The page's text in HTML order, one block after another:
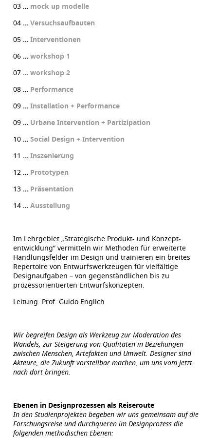
03 … mock up modelle
04 … Versuchsaufbauten
05 … Interventionen
06 … workshop 1
07 … workshop 2
08 … Performance
09 … Installation + Performance
09 … Urbane Intervention + Partizipation
10 … Social Design + Intervention
11 … Inszenierung
12 … Prototypen
13 … Präsentation
14 … Ausstellung
Im Lehrgebiet „Strategische Produkt- und Konzept­
entwicklung” vermitteln wir Methoden für erweiterte
Handlungsfelder im Design und trainieren ein breites
Repertoire von Entwurfswerkzeugen für vielfältige
Designaufgaben – von gegenständlichen bis zu
prozessorientierten Entwurfskonzepten.
Leitung: Prof. Guido Englich
Wir begreifen Design als Werkzeug zur Moderation des
Wandels, zur Steigerung von Qualitäten in Beziehungen
zwischen Menschen, Artefakten und Umwelt. Designer sind
Akteure, die Zukunft vorstellbar machen, um uns vom Jetzt
nach dort bringen.
Ebenen in Designprozessen als Reiseroute
In den Studienprojekten begeben wir uns gemeinsam auf die
Forschungsreise und durchqueren im Designprozess die
folgenden methodischen Ebenen: